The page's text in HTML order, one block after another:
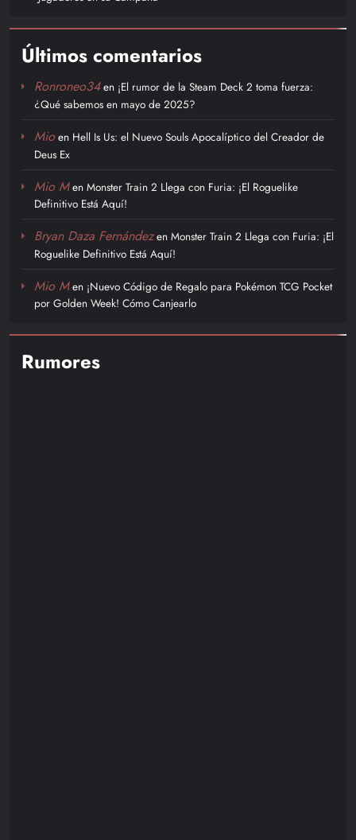
Últimos comentarios
Ronroneo34en ¡El rumor de la Steam Deck 2 toma fuerza:
¿Qué sabemos en mayo de 2025?
Mioen Hell Is Us: el Nuevo Souls Apocalíptico del Creador de
Deus Ex
Mio Men Monster Train 2 Llega con Furia: ¡El Roguelike
Definitivo Está Aquí!
Bryan Daza Fernándezen Monster Train 2 Llega con Furia: ¡El
Roguelike Definitivo Está Aquí!
Mio Men ¡Nuevo Código de Regalo para Pokémon TCG Pocket
por Golden Week! Cómo Canjearlo
Rumores